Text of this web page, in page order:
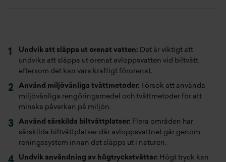
Undvik att släppa ut orenat vatten: Det är viktigt att
undvika att släppa ut orenat avloppsvatten vid biltvätt,
eftersom det kan vara kraftigt förorenat.
Använd miljövänliga tvättmetoder: Försök att använda
miljövänliga rengöringsmedel och tvättmetoder för att
minska påverkan på miljön.
Använd särskilda biltvättplatser: Flera områden har
särskilda biltvättplatser där avloppsvattnet går genom
reningssystem innan det släpps ut i naturen.
Undvik användning av högtryckstvättar: Högt tryck kan